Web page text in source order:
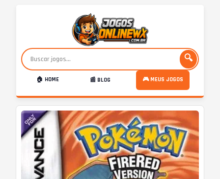
🔍
🏠 HOME 📰 BLOG 🎮 MEUS JOGOS